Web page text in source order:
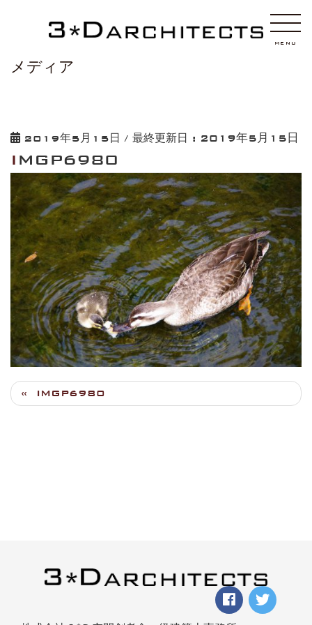
MENU
メディア
2019年5月15日 / 最終更新日 : 2019年5月15日
IMGP6980
IMGP6980